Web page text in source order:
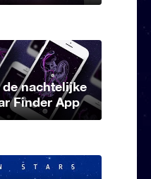
nachtelijke
Finder App